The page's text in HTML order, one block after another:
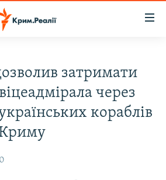
затримати
через
кораблів
Криму